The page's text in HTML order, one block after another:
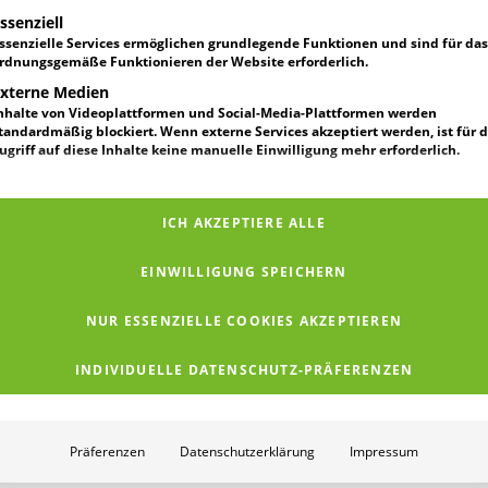
eine Liste der Service-Gruppen, für die eine Einwilligung erteilt werden
Services ermöglichen grundlegende Funktionen und sind für das
Funktionieren der Website erforderlich.
Medien
von Videoplattformen und Social-Media-Plattformen werden
blockiert. Wenn externe Services akzeptiert werden, ist für
auf diese Inhalte keine manuelle Einwilligung mehr erforderlich.
ICH AKZEPTIERE ALLE
EINWILLIGUNG SPEICHERN
NUR ESSENZIELLE COOKIES AKZEPTIEREN
INDIVIDUELLE DATENSCHUTZ-PRÄFERENZEN
Präferenzen Datenschutzerklärung Impressum